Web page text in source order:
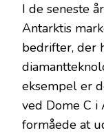
I de seneste
Antarktis
bedrifter, der
eksempel er
ved Dome C i
formåede at